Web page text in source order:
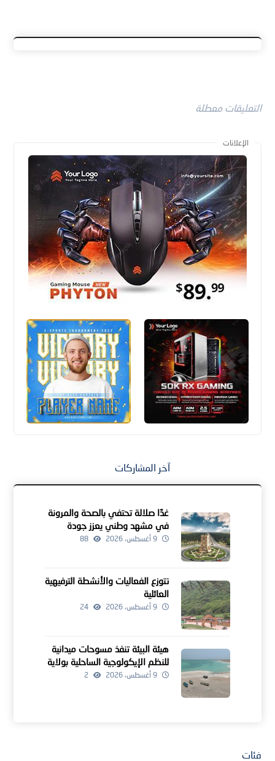
التعليقات معطلة
الإعلانات
آخر المشاركات
غدًا صلالة تحتفي بالصحة والمرونة
في مشهد وطني يعزز جودة
الحياة والاستدامة
9 أغسطس، 2026 88
تتوزع الفعاليات والأنشطة الترفيهية
العائلية
9 أغسطس، 2026 24
هيئة البيئة تنفذ مسوحات ميدانية
للنظم الإيكولوجية الساحلية بولاية
مصيرة
9 أغسطس، 2026 2
فئات